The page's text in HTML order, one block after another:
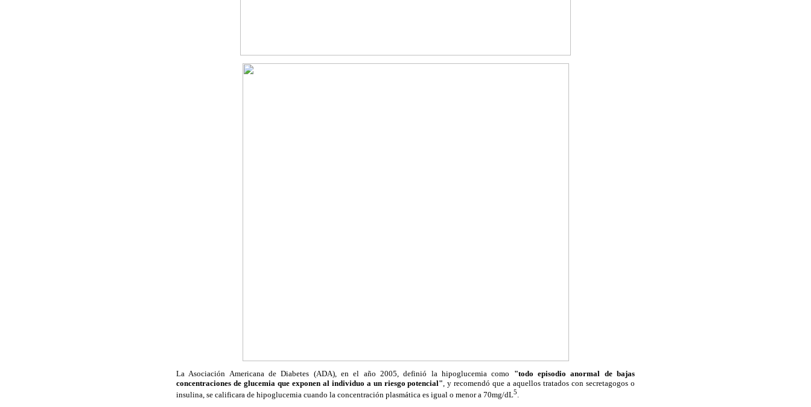
La Asociación Americana de Diabetes (ADA), en el año 2005, definió la hipoglucemia como "todo episodio anormal de bajas
concentraciones de glucemia que exponen al individuo a un riesgo potencial" , y recomendó que a aquellos tratados con secretagogos o
insulina, se calificara de hipoglucemia cuando la concentración plasmática es igual o menor a 70mg/dL5.